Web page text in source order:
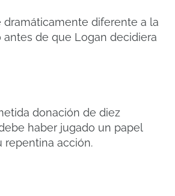
dramáticamente diferente a la
de que Logan decidiera
donación de diez
haber jugado un papel
repentina acción.